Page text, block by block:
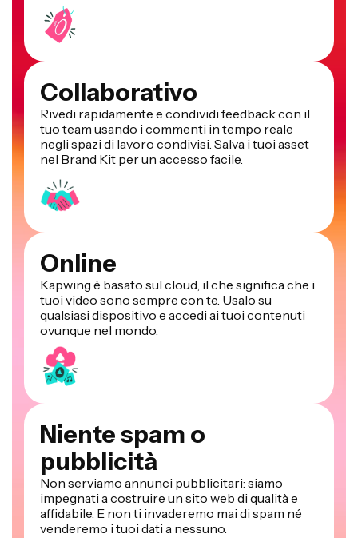
Collaborativo
Rivedi rapidamente e condividi feedback con il
tuo team usando i commenti in tempo reale
negli spazi di lavoro condivisi. Salva i tuoi asset
nel Brand Kit per un accesso facile.
Online
Kapwing è basato sul cloud, il che significa che i
tuoi video sono sempre con te. Usalo su
qualsiasi dispositivo e accedi ai tuoi contenuti
ovunque nel mondo.
Niente spam o
pubblicità
Non serviamo annunci pubblicitari: siamo
impegnati a costruire un sito web di qualità e
affidabile. E non ti invaderemo mai di spam né
venderemo i tuoi dati a nessuno.